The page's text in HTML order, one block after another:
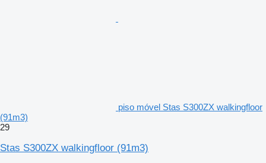
piso móvel Stas S300ZX walkingfloor
(91m3)
29
Stas S300ZX walkingfloor (91m3)